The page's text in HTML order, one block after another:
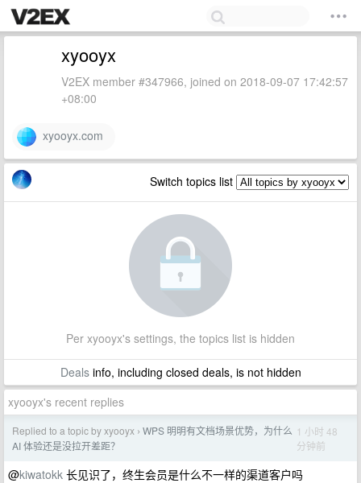
xyooyx
V2EX member #347966, joined on 2018-09-07 17:42:57
+08:00
xyooyx.com
Switch topics list
Per xyooyx's settings, the topics list is hidden
Dealsinfo, including closed deals, is not hidden
xyooyx's recent replies
Replied to a topic by xyooyx › WPS 明明有文档场景优势，为什么
AI 体验还是没拉开差距？
1 小时 48
分钟前
@kiwatokk 长见识了，终生会员是什么不一样的渠道客户吗